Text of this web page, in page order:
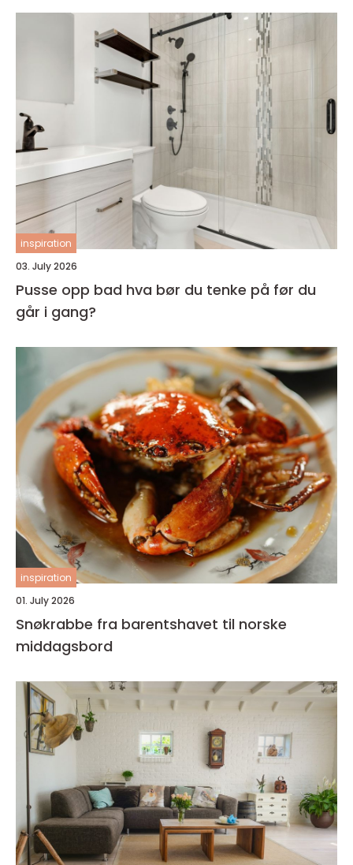
inspiration
03. July 2026
Pusse opp bad hva bør du tenke på før du
går i gang?
inspiration
01. July 2026
Snøkrabbe fra barentshavet til norske
middagsbord